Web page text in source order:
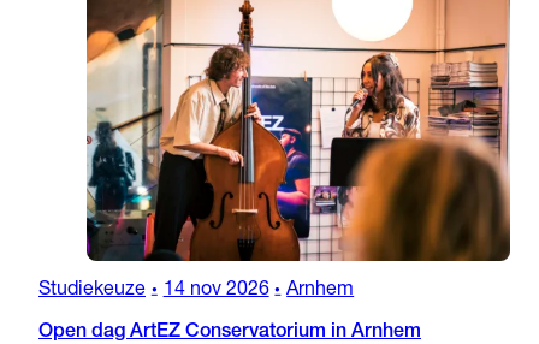
Studiekeuze • 14 nov 2026 • Arnhem
Open dag ArtEZ Conservatorium in Arnhem